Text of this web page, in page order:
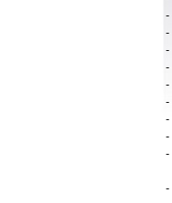
-
-
-
-
-
-
-
-
-
-